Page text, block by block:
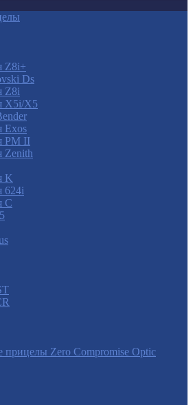
Z8i+
Ds
Z8i
X5i/X5
Exos
PM II
Zenith
K
624i
С
прицелы Zero Compromise Optic